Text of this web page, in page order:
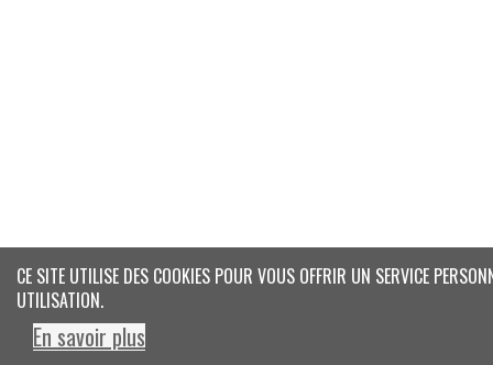
CE SITE UTILISE DES COOKIES POUR VOUS OFFRIR UN SERVICE
UTILISATION.
En savoir plus